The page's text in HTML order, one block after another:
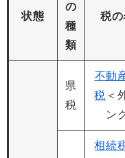
状態
の
種
類
税
県
税
不動
税 ＜
ン
相続